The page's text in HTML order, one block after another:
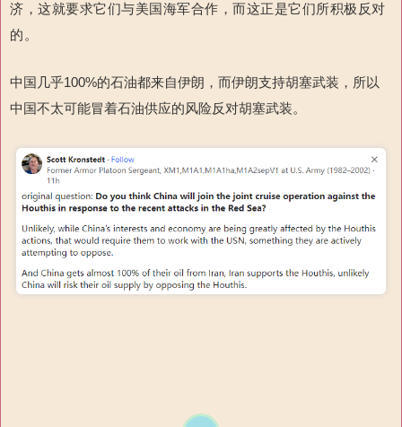
济，这就要求它们与美国海军合作，而这正是它们所积极反对
的。
中国几乎100%的石油都来自伊朗， 而伊朗支持胡塞武装，所以
中国不太可能冒着石油供应的风险反对胡塞武装。